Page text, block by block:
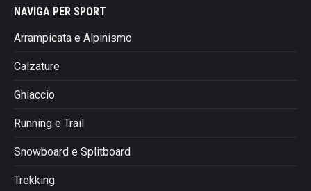
NAVIGA PER SPORT
Arrampicata e Alpinismo
Calzature
Ghiaccio
Running e Trail
Snowboard e Splitboard
Trekking